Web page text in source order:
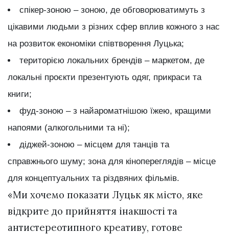
спікер-зоною – зоною, де обговорюватимуть з
цікавими людьми з різних сфер вплив кожного з нас
на розвиток економіки співтворення Луцька;
територією локальних брендів – маркетом, де
локальні проєкти презентують одяг, прикраси та
книги;
фуд-зоною – з найароматнішою їжею, кращими
напоями (алкогольними та ні);
діджей-зоною – місцем для танців та
справжнього шуму; зона для кінопереглядів – місце
для концептуальних та різдвяних фільмів. ⠀
«Ми хочемо показати Луцьк як місто, яке
відкрите до прийняття інакшості та
антистереотипного креативу, готове